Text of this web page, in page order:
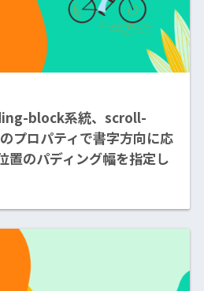
block系統、scroll-
ロパティで書字方向に応
置のパディング幅を指定し